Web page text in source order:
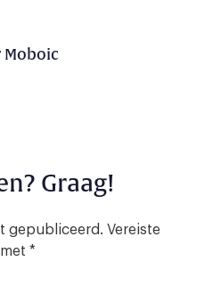
Moboic
Graag!
gepubliceerd. Vereiste
*